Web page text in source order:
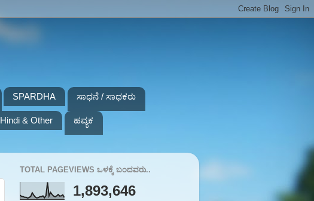
SPARDHA ಸಾಧನೆ / ಸಾಧಕರು
Hindi & Other ಹವ್ಯಕ
TOTAL PAGEVIEWS ಒಳಕ್ಕೆ ಬಂದವರು..
1,893,646